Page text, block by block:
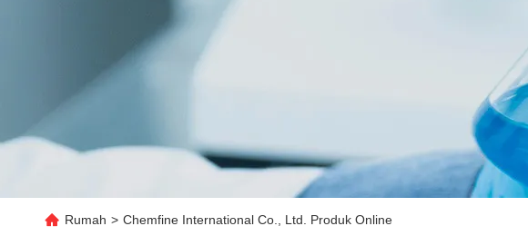
Rumah > Chemfine International Co., Ltd. Produk Online